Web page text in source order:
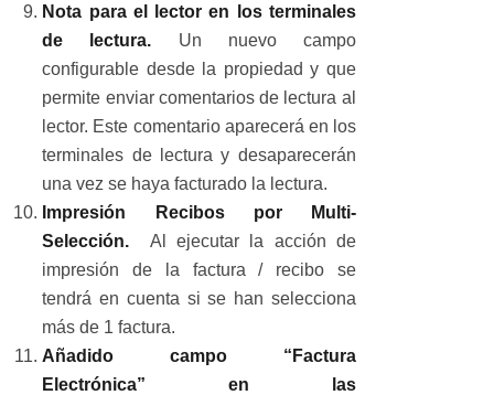
Nota para el lector en los terminales
de lectura. Un nuevo campo
configurable desde la propiedad y que
permite enviar comentarios de lectura al
lector. Este comentario aparecerá en los
terminales de lectura y desaparecerán
una vez se haya facturado la lectura.
Impresión Recibos por Multi-
Selección.
Al ejecutar la acción de
impresión de la factura / recibo se
tendrá en cuenta si se han selecciona
más de 1 factura.
Añadido campo “Factura
Electrónica” en las